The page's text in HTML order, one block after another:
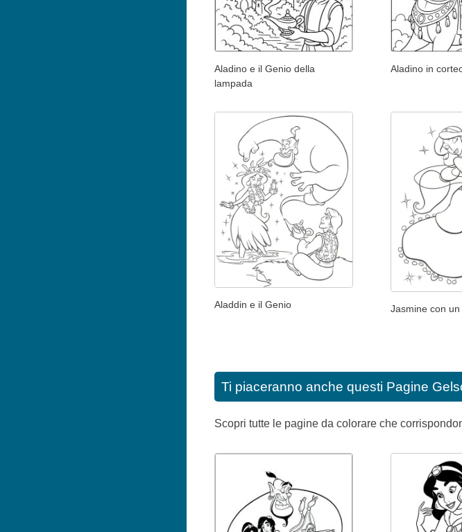
Aladino e il Genio della
lampada
Aladino in
Aladdin e il Genio Jasmine con un
Ti piaceranno anche questi Pagine
Scopri tutte le pagine da colorare che